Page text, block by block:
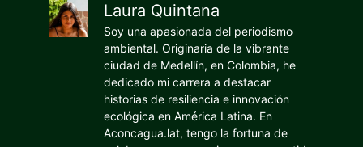
Laura Quintana
Soy una apasionada del periodismo
ambiental. Originaria de la vibrante
ciudad de Medellín, en Colombia, he
dedicado mi carrera a destacar
historias de resiliencia e innovación
ecológica en América Latina. En
Aconcagua.lat, tengo la fortuna de